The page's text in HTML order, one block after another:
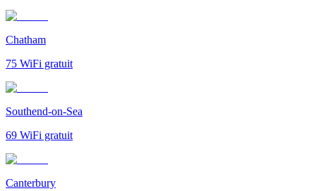
Chatham
75 WiFi gratuit
Southend-on-Sea
69 WiFi gratuit
Canterbury